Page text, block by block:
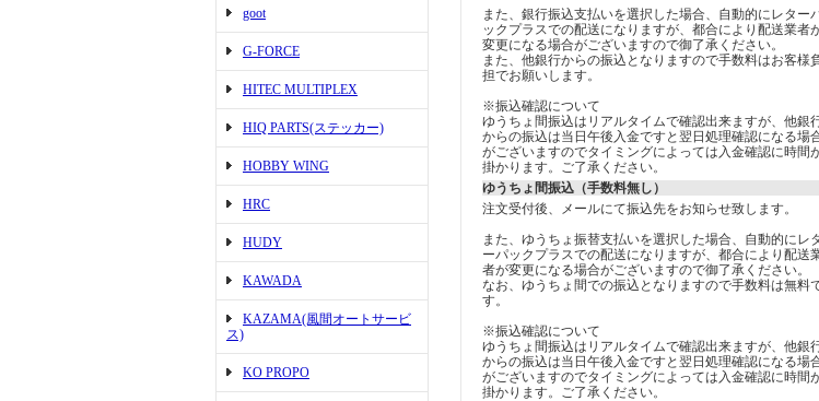
goot
G-FORCE
HITEC MULTIPLEX
HIQ PARTS(ステッカー)
HOBBY WING
HRC
HUDY
KAWADA
KAZAMA(風間オートサービ
ス)
KO PROPO
また、銀行振込支払いを選択した場合、自動的にレター
ックプラスでの配送になりますが、都合により配送業者
変更になる場合がございますので御了承ください。
また、他銀行からの振込となりますので手数料はお客様
担でお願いします。
※振込確認について
ゆうちょ間振込はリアルタイムで確認出来ますが、他銀
からの振込は当日午後入金ですと翌日処理確認になる場
がございますのでタイミングによっては入金確認に時間
掛かります。ご了承ください。
ゆうちょ間振込（手数料無し）
注文受付後、メールにて振込先をお知らせ致します。
また、ゆうちょ振替支払いを選択した場合、自動的にレ
ーパックプラスでの配送になりますが、都合により配送
者が変更になる場合がございますので御了承ください。
なお、ゆうちょ間での振込となりますので手数料は無料
す。
※振込確認について
ゆうちょ間振込はリアルタイムで確認出来ますが、他銀
からの振込は当日午後入金ですと翌日処理確認になる場
がございますのでタイミングによっては入金確認に時間
掛かります。ご了承ください。